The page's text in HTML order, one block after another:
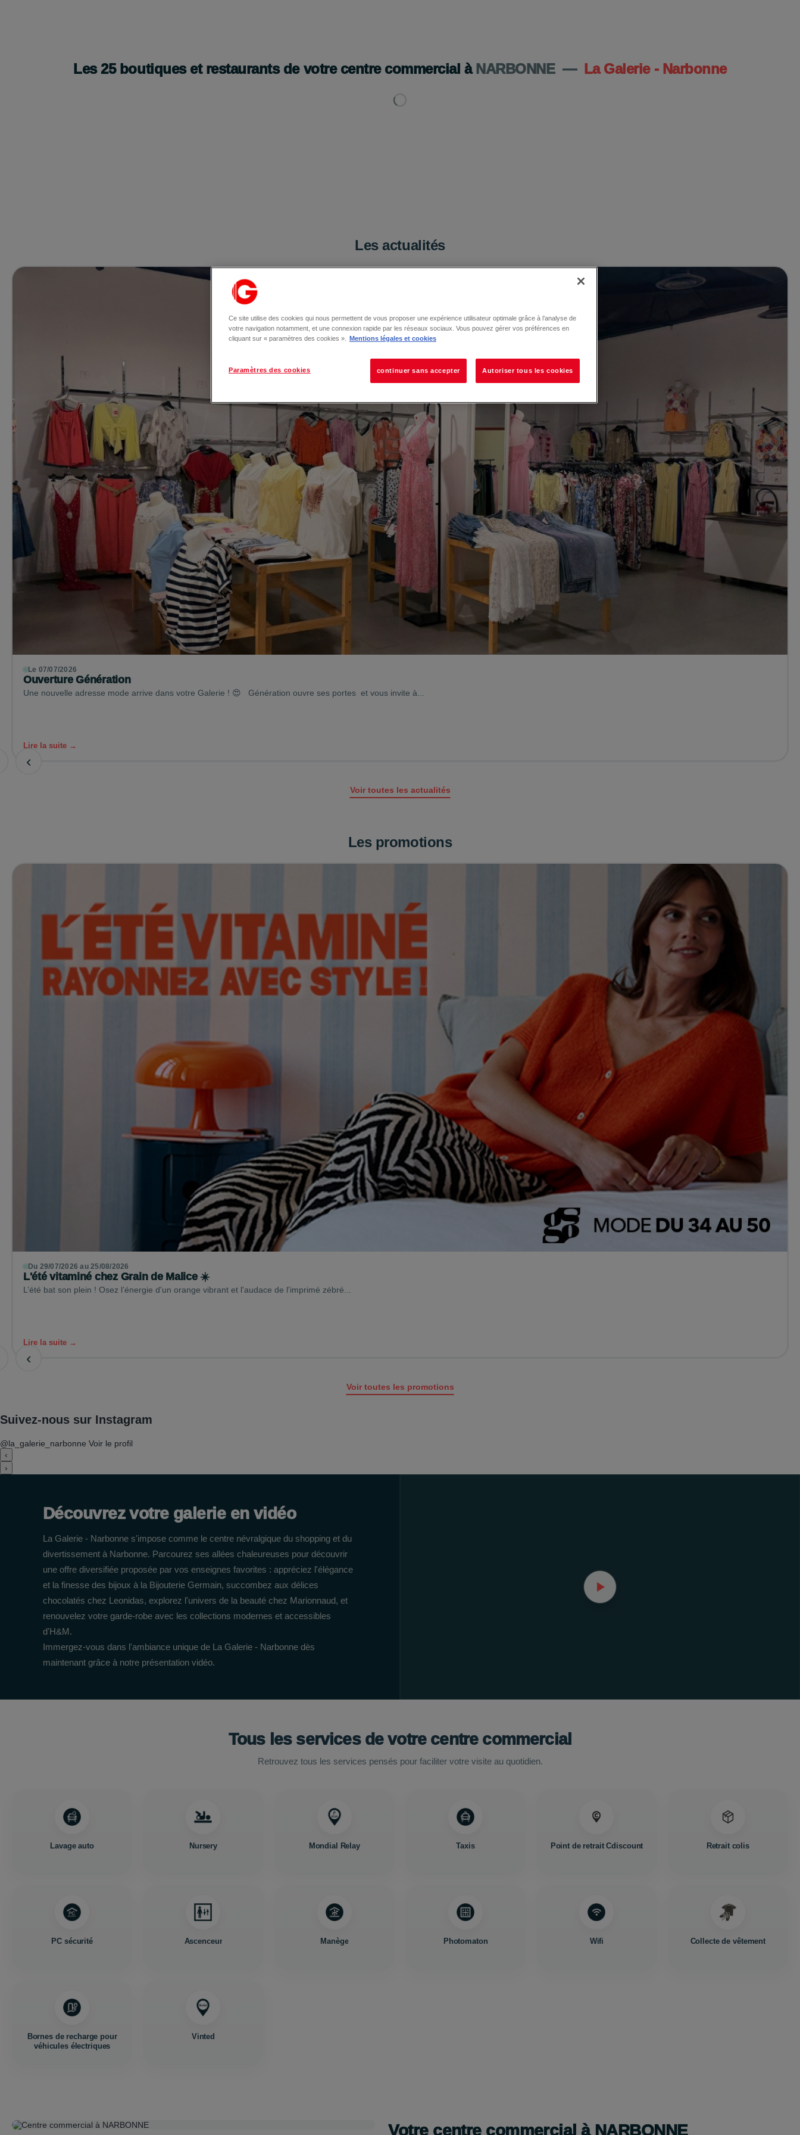
Les 25boutiques et restaurants de votre centre commercial à NARBONNE — La Galerie - Narbonne
Les actualités
Le 07/07/2026
Ouverture Génération
Une nouvelle adresse mode arrive dans votre Galerie ! 😍​ Génération ouvre ses portes et vous invite à...
Lire la suite →
‹
Voir toutes les actualités
Les promotions
Du 29/07/2026 au 25/08/2026
L'été vitaminé chez Grain de Malice ☀️
L’été bat son plein ! Osez l’énergie d'un orange vibrant et l'audace de l'imprimé zébré...
Lire la suite →
‹
Voir toutes les promotions
Suivez-nous sur Instagram
@la_galerie_narbonne Voir le profil
‹
›
Découvrez votre galerie en vidéo
La Galerie - Narbonne s'impose comme le centre névralgique du shopping et du
divertissement à Narbonne. Parcourez ses allées chaleureuses pour découvrir
une offre diversifiée proposée par vos enseignes favorites : appréciez l'élégance
et la finesse des bijoux à la Bijouterie Germain, succombez aux délices
chocolatés chez Leonidas, explorez l'univers de la beauté chez Marionnaud, et
renouvelez votre garde-robe avec les collections modernes et accessibles
d'H&M.
Immergez-vous dans l'ambiance unique de La Galerie - Narbonne dès
maintenant grâce à notre présentation vidéo.
Tous les services de votre centre commercial
Retrouvez tous les services pensés pour faciliter votre visite au quotidien.
Lavage auto Nursery Mondial Relay Taxis Point de retrait Cdiscount Retrait colis
PC sécurité Ascenceur Manège Photomaton Wifi Collecte de vêtement
Bornes de recharge pour
véhicules électriques
Vinted
Votre centre commercial à NARBONNE
Ce site utilise des cookies qui nous permettent de vous proposer une expérience utilisateur optimale grâce à l’analyse de
votre navigation notamment, et une connexion rapide par les réseaux sociaux. Vous pouvez gérer vos préférences en
cliquant sur « paramètres des cookies ».
Mentions légales et cookies
Paramètres des cookies continuer sans accepter Autoriser tous les cookies